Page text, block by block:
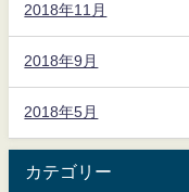
2018年11月
2018年9月
2018年5月
カテゴリー